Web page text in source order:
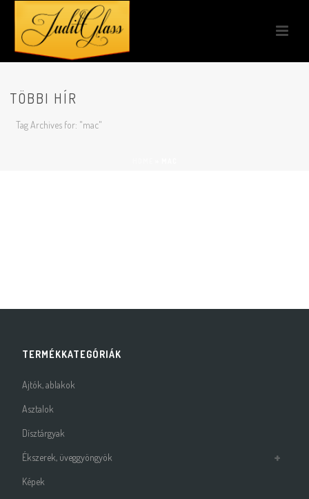
TÖBBI HÍR
Tag Archives for: "mac"
TERMÉKKATEGÓRIÁK
Ajtók, ablakok
Asztalok
Dísztárgyak
Ékszerek, üveggyöngyök
Képek